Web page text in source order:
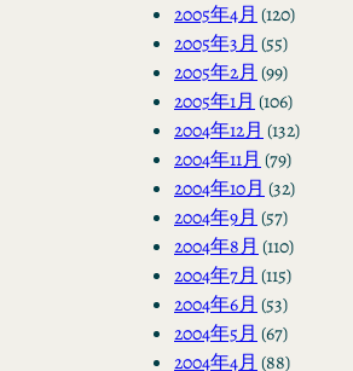
2005年4月 (120)
2005年3月 (55)
2005年2月 (99)
2005年1月 (106)
2004年12月 (132)
2004年11月 (79)
2004年10月 (32)
2004年9月 (57)
2004年8月 (110)
2004年7月 (115)
2004年6月 (53)
2004年5月 (67)
2004年4月 (88)